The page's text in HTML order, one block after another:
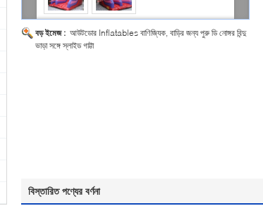
বড় ইমেজ : আউটডোর Inflatables বাণিজ্যিক, বাড়ির জন্য পুরু ডি নোঙ্গর বিন্দু
ভাড়া সঙ্গে স্লাইড গাট্টা
বিস্তারিত পণ্যের বর্ণনা